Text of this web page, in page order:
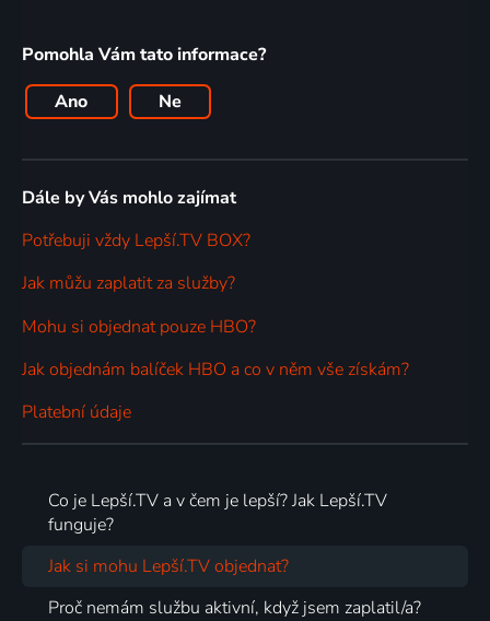
Pomohla Vám tato informace?
Ano
Ne
Dále by Vás mohlo zajímat
Potřebuji vždy Lepší.TV BOX?
Jak můžu zaplatit za služby?
Mohu si objednat pouze HBO?
Jak objednám balíček HBO a co v něm vše získám?
Platební údaje
Co je Lepší.TV a v čem je lepší? Jak Lepší.TV
funguje?
Jak si mohu Lepší.TV objednat?
Proč nemám službu aktivní, když jsem zaplatil/a?